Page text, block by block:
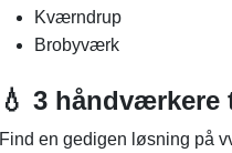
Kværndrup
Brobyværk
💧 3
Find en gedigen løsning på